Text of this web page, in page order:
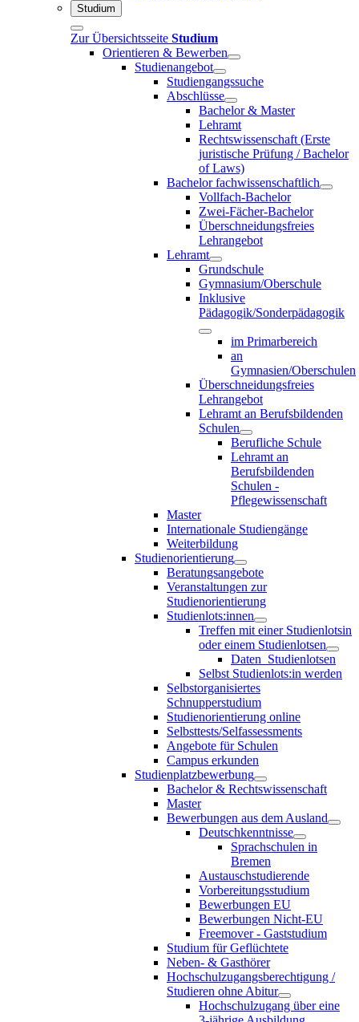
Studium
Zur Übersichtsseite Studium
Orientieren & Bewerben
Studienangebot
Studiengangssuche
Abschlüsse
Bachelor & Master
Lehramt
Rechtswissenschaft (Erste
juristische Prüfung / Bachelor
of Laws)
Bachelor fachwissenschaftlich
Vollfach-Bachelor
Zwei-Fächer-Bachelor
Überschneidungsfreies
Lehrangebot
Lehramt
Grundschule
Gymnasium/Oberschule
Inklusive
Pädagogik/Sonderpädagogik
im Primarbereich
an
Gymnasien/Oberschulen
Überschneidungsfreies
Lehrangebot
Lehramt an Berufsbildenden
Schulen
Berufliche Schule
Lehramt an
Berufsbildenden
Schulen -
Pflegewissenschaft
Master
Internationale Studiengänge
Weiterbildung
Studienorientierung
Beratungsangebote
Veranstaltungen zur
Studienorientierung
Studienlots:innen
Treffen mit einer Studienlotsin
oder einem Studienlotsen
Daten_Studienlotsen
Selbst Studienlots:in werden
Selbstorganisiertes
Schnupperstudium
Studienorientierung online
Selbsttests/Selfassessments
Angebote für Schulen
Campus erkunden
Studienplatzbewerbung
Bachelor & Rechtswissenschaft
Master
Bewerbungen aus dem Ausland
Deutschkenntnisse
Sprachschulen in
Bremen
Austauschstudierende
Vorbereitungsstudium
Bewerbungen EU
Bewerbungen Nicht-EU
Freemover - Gaststudium
Studium für Geflüchtete
Neben- & Gasthörer
Hochschulzugangsberechtigung /
Studieren ohne Abitur
Hochschulzugang über eine